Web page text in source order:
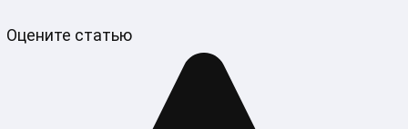
Оцените статью